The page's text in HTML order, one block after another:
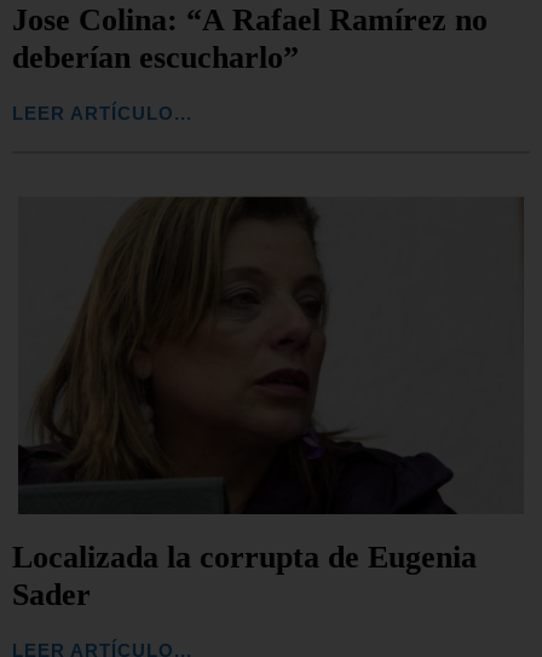
Jose Colina: “A Rafael Ramírez no
deberían escucharlo”
LEER ARTÍCULO...
Localizada la corrupta de Eugenia
Sader
LEER ARTÍCULO...